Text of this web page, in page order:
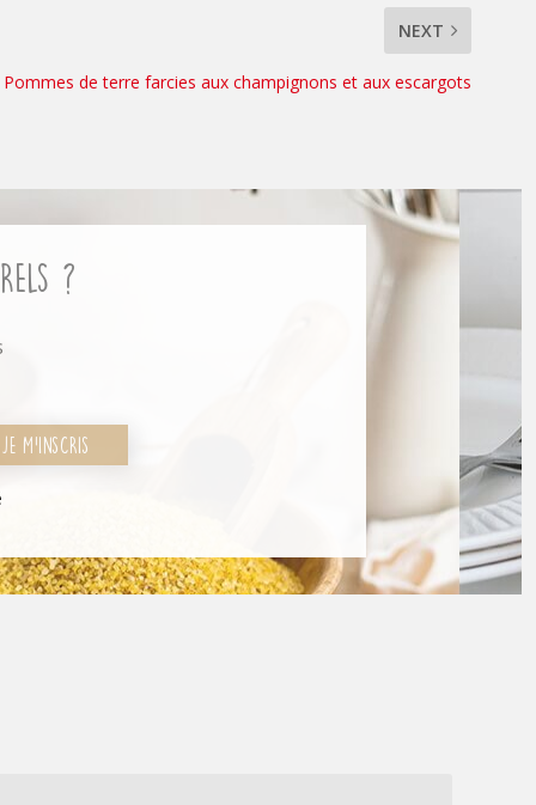
NEXT
Pommes de terre farcies aux champignons et aux escargots
?
JE M'INSCRIS